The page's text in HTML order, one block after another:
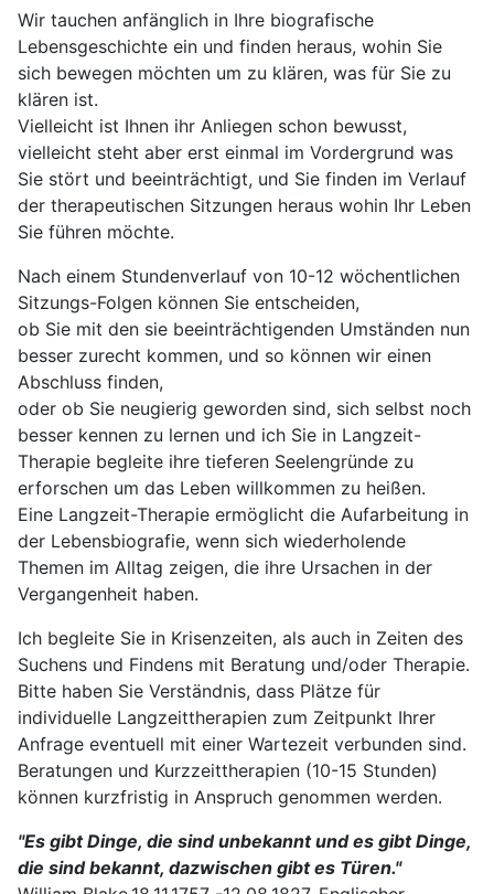
Wir tauchen anfänglich in Ihre biografische
Lebensgeschichte ein und finden heraus, wohin Sie
sich bewegen möchten um zu klären, was für Sie zu
klären ist.
Vielleicht ist Ihnen ihr Anliegen schon bewusst,
vielleicht steht aber erst einmal im Vordergrund was
Sie stört und beeinträchtigt, und Sie finden im Verlauf
der therapeutischen Sitzungen heraus wohin Ihr Leben
Sie führen möchte.
Nach einem Stundenverlauf von 10-12 wöchentlichen
Sitzungs-Folgen können Sie entscheiden,
ob Sie mit den sie beeinträchtigenden Umständen nun
besser zurecht kommen, und so können wir einen
Abschluss finden,
oder ob Sie neugierig geworden sind, sich selbst noch
besser kennen zu lernen und ich Sie in Langzeit-
Therapie begleite ihre tieferen Seelengründe zu
erforschen um das Leben willkommen zu heißen.
Eine Langzeit-Therapie ermöglicht die Aufarbeitung in
der Lebensbiografie, wenn sich wiederholende
Themen im Alltag zeigen, die ihre Ursachen in der
Vergangenheit haben.
Ich begleite Sie in Krisenzeiten, als auch in Zeiten des
Suchens und Findens mit Beratung und/oder Therapie.
Bitte haben Sie Verständnis, dass Plätze für
individuelle Langzeittherapien zum Zeitpunkt Ihrer
Anfrage eventuell mit einer Wartezeit verbunden sind.
Beratungen und Kurzzeittherapien (10-15 Stunden)
können kurzfristig in Anspruch genommen werden.
"Es gibt Dinge, die sind unbekannt und es gibt Dinge,
die sind bekannt, dazwischen gibt es Türen."